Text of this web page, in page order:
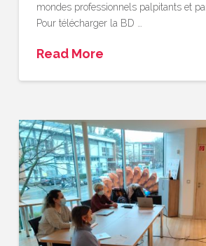
mondes professionnels palpitants et
Pour télécharger la BD …
Read More